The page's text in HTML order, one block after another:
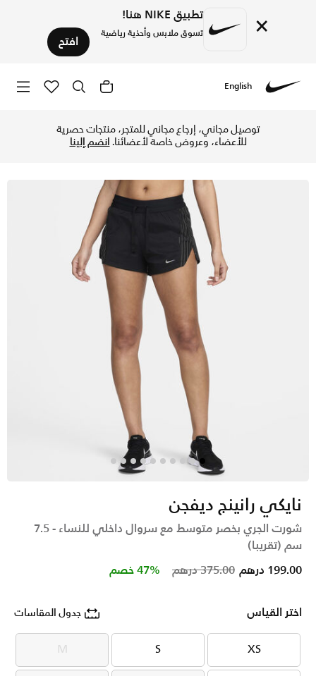
× تطبيق NIKE هنا!
تسوق ملابس وأحذية رياضية افتح
English
توصيل مجاني، إرجاع مجاني للمتجر، منتجات حصرية
للأعضاء، وعروض خاصة لأعضائنا.انضم إلينا
نايكي رانينج ديفجن
شورت الجري بخصر متوسط مع سروال داخلي للنساء - 7.5
سم (تقريبا)
Price reduced from
375.00 درهم to 199.00 درهم 47% خصم
اختر القياس جدول المقاسات
XS
XS
S
S
M
M